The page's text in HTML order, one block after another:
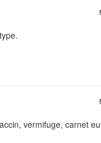
vermifuge, carnet